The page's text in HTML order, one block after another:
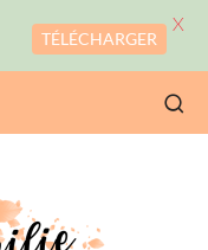
TÉLÉCHARGER
X